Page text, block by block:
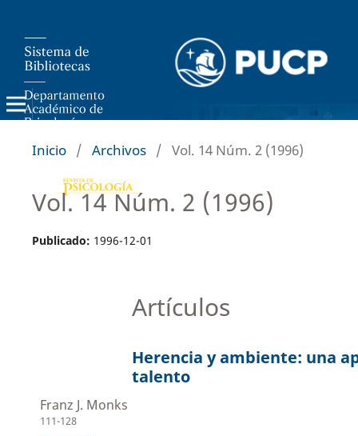
Inicio / Archivos / Vol. 14 Núm. 2 (1996)
Vol. 14 Núm. 2 (1996)
Publicado: 1996-12-01
Artículos
Herencia y ambiente: una
talento
Franz J. Monks
111-128